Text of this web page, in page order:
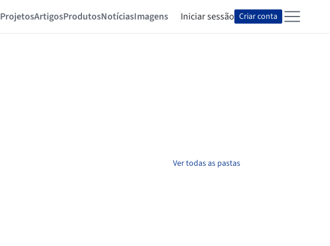
ProjetosArtigosProdutosNotíciasImagens Iniciar sessão Criar conta
Ver todas as pastas